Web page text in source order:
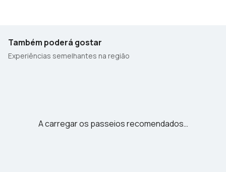
Também poderá gostar
Experiências semelhantes na região
A carregar os passeios recomendados…